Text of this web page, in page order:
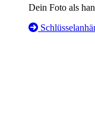
Dein Foto als